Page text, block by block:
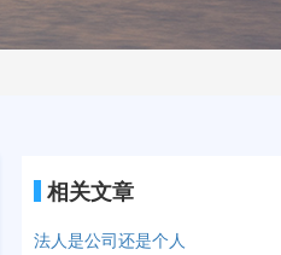
相关文章
法人是公司还是个人